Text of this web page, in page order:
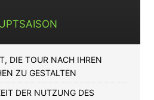
DIE TOUR NACH IHREN
ZU GESTALTEN
DER NUTZUNG DES